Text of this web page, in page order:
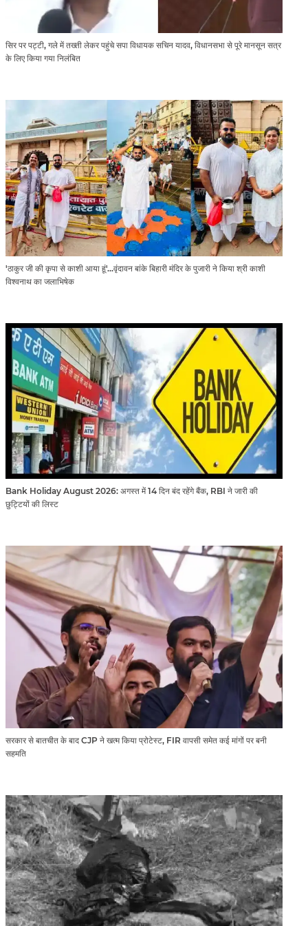
सिर पर पट्टी, गले में तख्ती लेकर पहुंचे सपा विधायक सचिन यादव, विधानसभा से पूरे मानसून सत्र
के लिए किया गया निलंबित
'ठाकुर जी की कृपा से काशी आया हूं'...वृंदावन बांके बिहारी मंदिर के पुजारी ने किया श्री काशी
विश्वनाथ का जलाभिषेक
Bank Holiday August 2026: अगस्त में 14 दिन बंद रहेंगे बैंक, RBI ने जारी की
छुट्टियों की लिस्ट​​​​​​​
सरकार से बातचीत के बाद CJP ने खत्म किया प्रोटेस्ट, FIR वापसी समेत कई मांगों पर बनी
सहमति